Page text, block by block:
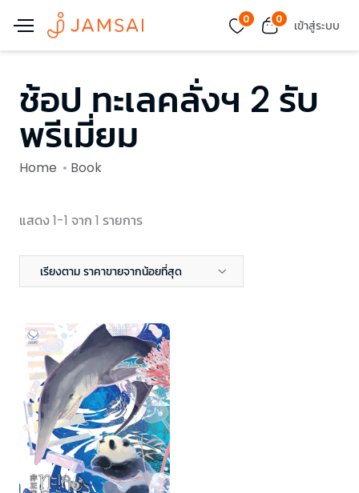
0 0 เข้าสู่ระบบ
ช้อป ทะเลคลั่งฯ 2 รับ
พรีเมี่ยม
Home Book
แสดง 1-1 จาก 1 รายการ
เรียงตาม ราคาขายจากน้อยที่สุด